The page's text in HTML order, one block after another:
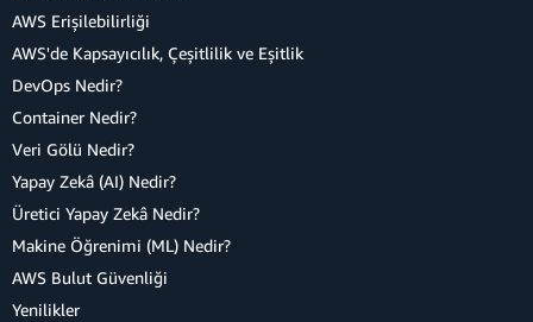
AWS Erişilebilirliği
AWS'de Kapsayıcılık, Çeşitlilik ve Eşitlik
DevOps Nedir?
Container Nedir?
Veri Gölü Nedir?
Yapay Zekâ (AI) Nedir?
Üretici Yapay Zekâ Nedir?
Makine Öğrenimi (ML) Nedir?
AWS Bulut Güvenliği
Yenilikler